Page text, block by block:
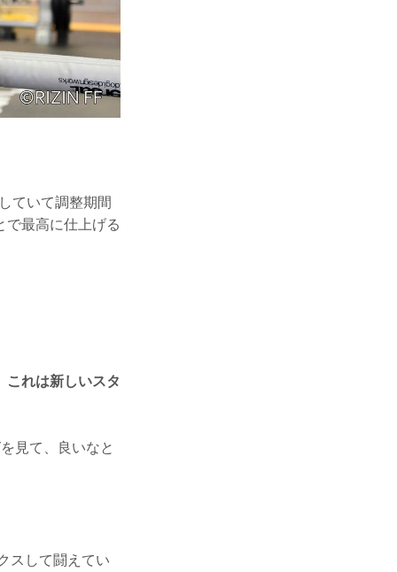
ていて調整期間
で最高に仕上げる
これは新しいスタ
見て、良いなと
スして闘えてい